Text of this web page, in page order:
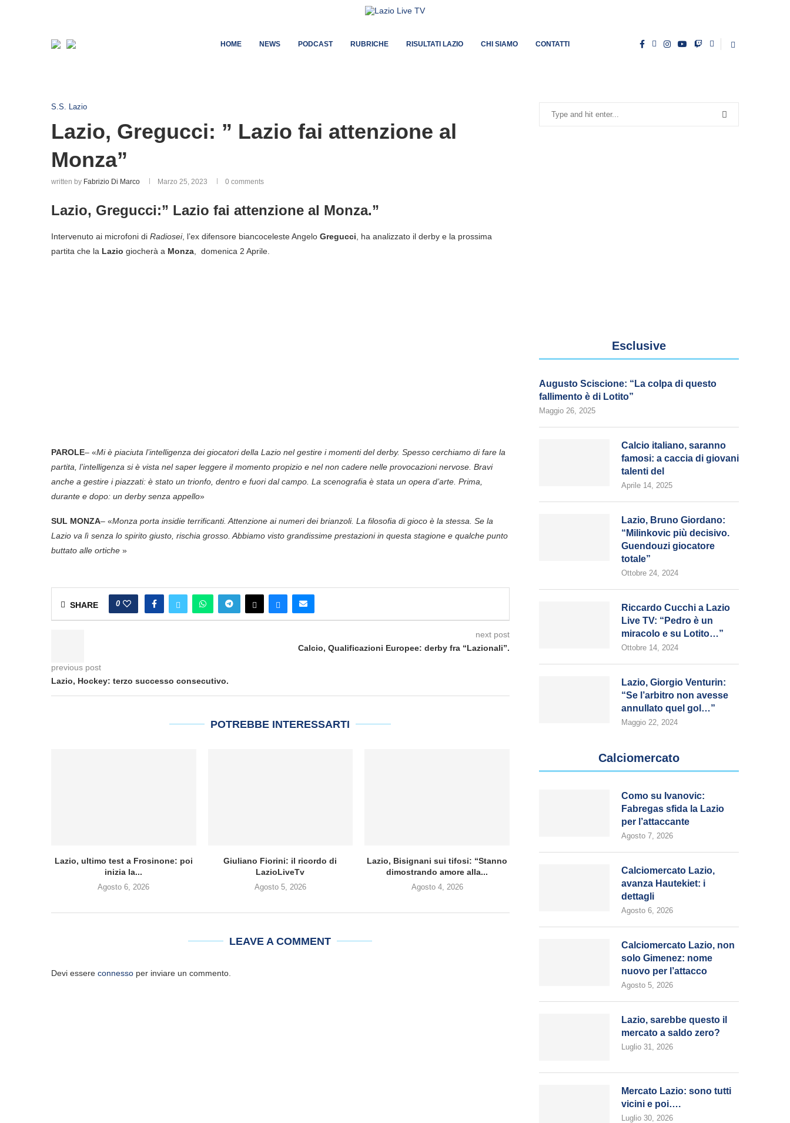
HOME NEWS PODCAST RUBRICHE RISULTATI LAZIO CHI SIAMO CONTATTI
S.S. Lazio
Lazio, Gregucci: ” Lazio fai attenzione al
Monza”
written by Fabrizio Di Marco Marzo 25, 2023 0 comments
Lazio, Gregucci:” Lazio fai attenzione al Monza.”
Intervenuto ai microfoni di Radiosei, l’ex difensore biancoceleste Angelo Gregucci , ha analizzato il derby e la prossima
partita che la Lazio giocherà a Monza , domenica 2 Aprile.
PAROLE– «Mi è piaciuta l’intelligenza dei giocatori della Lazio nel gestire i momenti del derby. Spesso cerchiamo di fare la
partita, l’intelligenza si è vista nel saper leggere il momento propizio e nel non cadere nelle provocazioni nervose. Bravi
anche a gestire i piazzati: è stato un trionfo, dentro e fuori dal campo. La scenografia è stata un opera d’arte. Prima,
durante e dopo: un derby senza appello»
SUL MONZA– «Monza porta insidie terrificanti. Attenzione ai numeri dei brianzoli. La filosofia di gioco è la stessa. Se la
Lazio va lì senza lo spirito giusto, rischia grosso. Abbiamo visto grandissime prestazioni in questa stagione e qualche punto
buttato alle ortiche »
SHARE 0
previous post
Lazio, Hockey: terzo successo consecutivo.
next post
Calcio, Qualificazioni Europee: derby fra “Lazionali”.
POTREBBE INTERESSARTI
Lazio, ultimo test a Frosinone: poi
inizia la...
Agosto 6, 2026
Giuliano Fiorini: il ricordo di
LazioLiveTv
Agosto 5, 2026
Lazio, Bisignani sui tifosi: “Stanno
dimostrando amore alla...
Agosto 4, 2026
LEAVE A COMMENT
Devi essere connesso per inviare un commento.
Esclusive
Augusto Sciscione: “La colpa di questo
fallimento è di Lotito”
Maggio 26, 2025
Calcio italiano, saranno
famosi: a caccia di giovani
talenti del
Aprile 14, 2025
Lazio, Bruno Giordano:
“Milinkovic più decisivo.
Guendouzi giocatore
totale”
Ottobre 24, 2024
Riccardo Cucchi a Lazio
Live TV: “Pedro è un
miracolo e su Lotito…”
Ottobre 14, 2024
Lazio, Giorgio Venturin:
“Se l’arbitro non avesse
annullato quel gol…”
Maggio 22, 2024
Calciomercato
Como su Ivanovic:
Fabregas sfida la Lazio
per l’attaccante
Agosto 7, 2026
Calciomercato Lazio,
avanza Hautekiet: i
dettagli
Agosto 6, 2026
Calciomercato Lazio, non
solo Gimenez: nome
nuovo per l’attacco
Agosto 5, 2026
Lazio, sarebbe questo il
mercato a saldo zero?
Luglio 31, 2026
Mercato Lazio: sono tutti
vicini e poi….
Luglio 30, 2026